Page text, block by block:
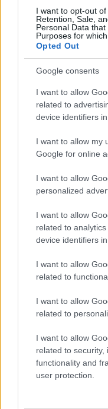
I want to opt-out of
Retention, Sale,
Personal Data
Purposes for
Opted Out
Google consents
I want to allow
related to
device identifiers in
I want to allow my
Google for online
I want to allow
personalized
I want to allow
related to
device identifiers in
I want to allow
related to
I want to allow
related to
I want to allow
related to security,
functionality and
user protection.
Redução histórica do
de 2026 e julho de 2026
Beatriz Almeida · 7 ago 2026
NÃO CLASSIFICADO
Brent cai 8.3% e
Rafael Oliveira · 7 ago 2026
NÃO CLASSIFICADO